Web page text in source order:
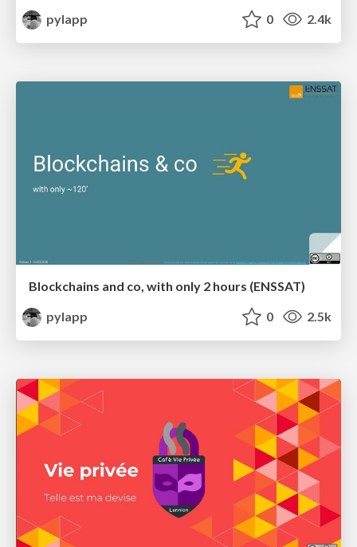
pylapp 0 2.4k
Blockchains and co, with only 2 hours (ENSSAT)
pylapp
0 2.5k